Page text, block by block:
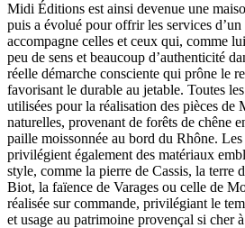
Midi Éditions est ainsi devenue une
puis a évolué pour offrir les services
accompagne celles et ceux qui, comme
peu de sens et beaucoup d’authenticité
réelle démarche consciente qui prône le
favorisant le durable au jetable. Toutes
utilisées pour la réalisation des pièces
naturelles, provenant de forêts de chêne
paille moissonnée au bord du Rhône.
privilégient également des matériaux
style, comme la pierre de Cassis, la terre
Biot, la faïence de Varages ou celle de
réalisée sur commande, privilégiant le
et usage au patrimoine provençal si cher